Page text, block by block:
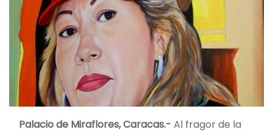
Palacio de Miraflores, Caracas.- Al fragor de la